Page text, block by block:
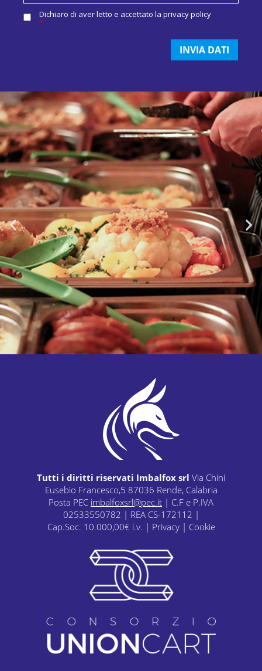
Dichiaro di aver letto e accettato laprivacy policy
*
Tutti i diritti riservati Imbalfox srl Via Chini
Eusebio Francesco,5 87036 Rende, Calabria
Posta PEC imbalfoxsrl@pec.it | C.F e P.IVA
02533550782 | REA CS-172112 |
Cap.Soc. 10.000,00€ i.v. | Privacy| Cookie